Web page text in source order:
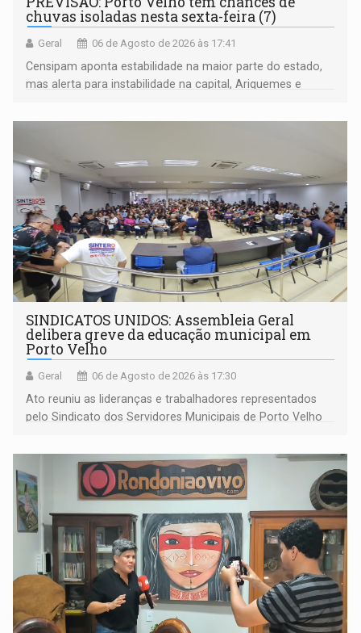
chuvas isoladas nesta sexta-feira (7)
Geral 06 de Agosto de 2026 às 17:41
Censipam aponta estabilidade na maior parte do estado,
mas alerta para instabilidade na capital, Ariquemes e
SINDICATOS UNIDOS: Assembleia Geral
delibera greve da educação municipal em
Porto Velho
Geral 06 de Agosto de 2026 às 17:30
Ato reuniu as lideranças e trabalhadores representados
pelo Sindicato dos Servidores Municipais de Porto Velho